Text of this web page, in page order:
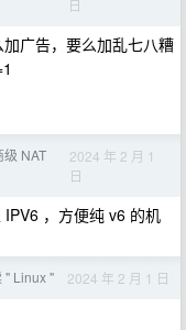
日
广告，要么加乱七八糟
级 NAT
2024 年 2 月 1
日
，方便纯 v6 的机
" Linux " 2024 年 2 月 1 日